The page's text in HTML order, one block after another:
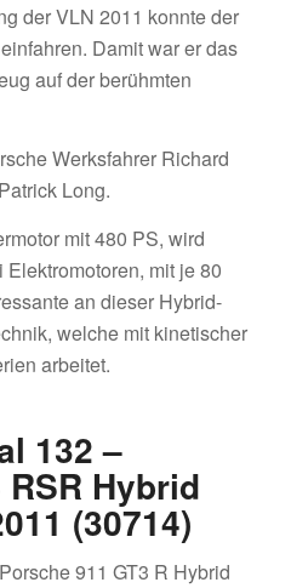
der VLN 2011 konnte der
Damit war er das
auf der berühmten
Werksfahrer Richard
Long.
mit 480 PS, wird
mit je 80
an dieser Hybrid-
welche mit kinetischer
arbeitet.
132 –
Hybrid
(30714)
911 GT3 R Hybrid